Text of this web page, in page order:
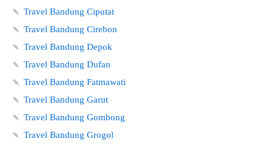
🍡 Travel Bandung Ciputat
🍡 Travel Bandung Cirebon
🍡 Travel Bandung Depok
🍡 Travel Bandung Dufan
🍡 Travel Bandung Fatmawati
🍡 Travel Bandung Garut
🍡 Travel Bandung Gombong
🍡 Travel Bandung Grogol